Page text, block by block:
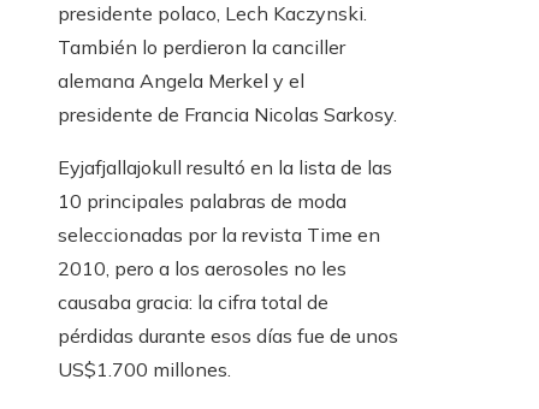
presidente polaco, Lech Kaczynski.
También lo perdieron la canciller
alemana Angela Merkel y el
presidente de Francia Nicolas Sarkosy.
Eyjafjallajokull resultó en la lista de las
10 principales palabras de moda
seleccionadas por la revista Time en
2010, pero a los aerosoles no les
causaba gracia: la cifra total de
pérdidas durante esos días fue de unos
US$1.700 millones.